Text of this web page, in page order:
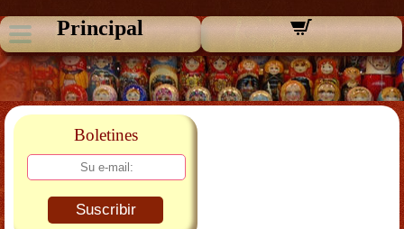
Principal
Boletines
Suscribir